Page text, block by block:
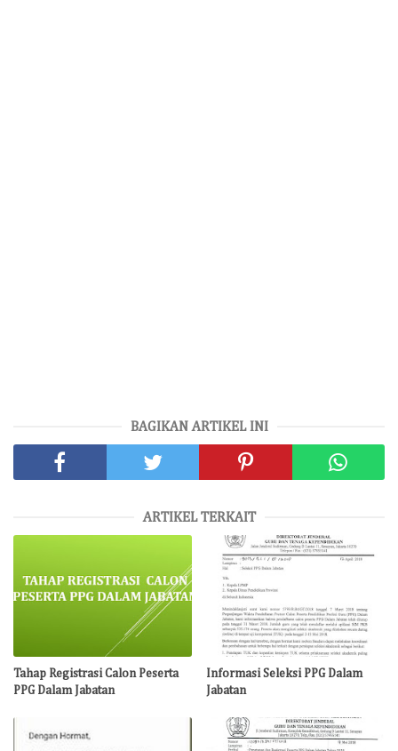
BAGIKAN ARTIKEL INI
ARTIKEL TERKAIT
Tahap Registrasi Calon Peserta
PPG Dalam Jabatan
Informasi Seleksi PPG Dalam
Jabatan